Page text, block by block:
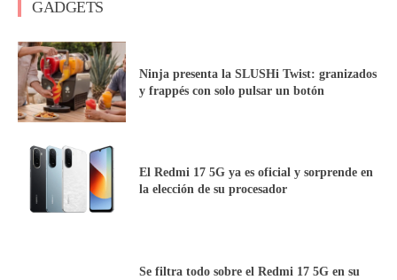
GADGETS
Ninja presenta la SLUSHi Twist: granizados
y frappés con solo pulsar un botón
El Redmi 17 5G ya es oficial y sorprende en
la elección de su procesador
Se filtra todo sobre el Redmi 17 5G en su